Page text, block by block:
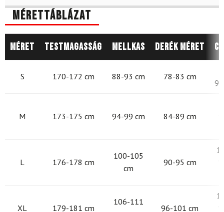
Mérettáblázat
Méret Testmagasság Mellkas Derék méret
S 170-172 cm 88-93 cm 78-83 cm
M 173-175 cm 94-99 cm 84-89 cm
L 176-178 cm
100-105
cm
90-95 cm
XL 179-181 cm
106-111
96-101 cm